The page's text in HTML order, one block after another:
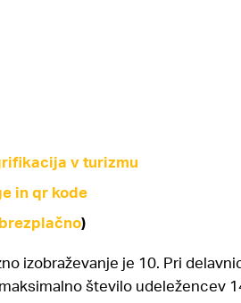
v turizmu
in qr kode
)
izobraževanje je 10. Pri
število udeležencev